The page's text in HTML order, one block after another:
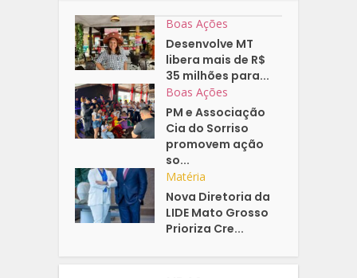
Boas Ações
Desenvolve MT
libera mais de R$
35 milhões para...
Boas Ações
PM e Associação
Cia do Sorriso
promovem ação
so...
Matéria
Nova Diretoria da
LIDE Mato Grosso
Prioriza Cre...